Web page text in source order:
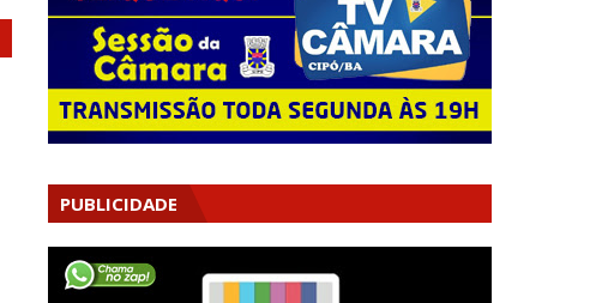
PUBLICIDADE